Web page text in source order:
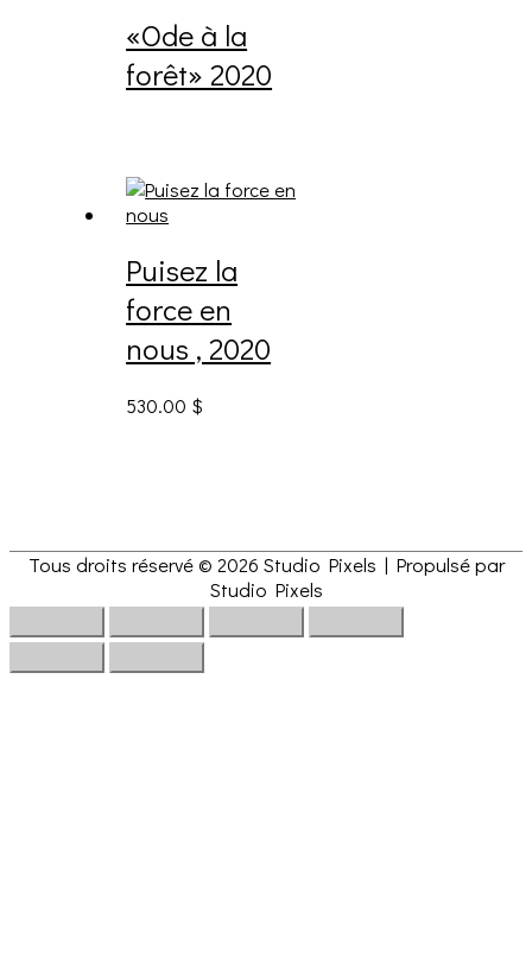
«Ode à la
forêt» 2020
Puisez la
force en
nous , 2020
530.00 $
Tous droits réservé © 2026 Studio Pixels | Propulsé par
Studio Pixels